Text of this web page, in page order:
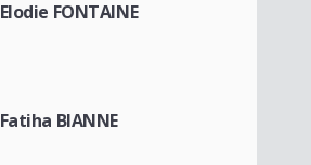
Elodie FONTAINE
Fatiha BIANNE